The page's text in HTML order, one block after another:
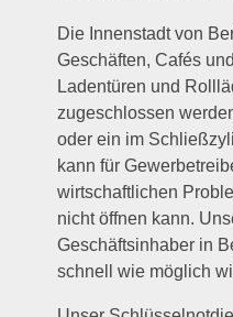
Die Innenstadt von
Geschäften, Cafés
Ladentüren und
zugeschlossen
oder ein im
kann für
wirtschaftlichen
nicht öffnen kann.
Geschäftsinhaber in
schnell wie möglich